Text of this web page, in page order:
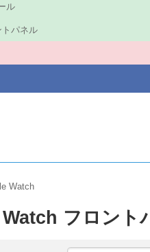
ル
パネル
Watch
フロント